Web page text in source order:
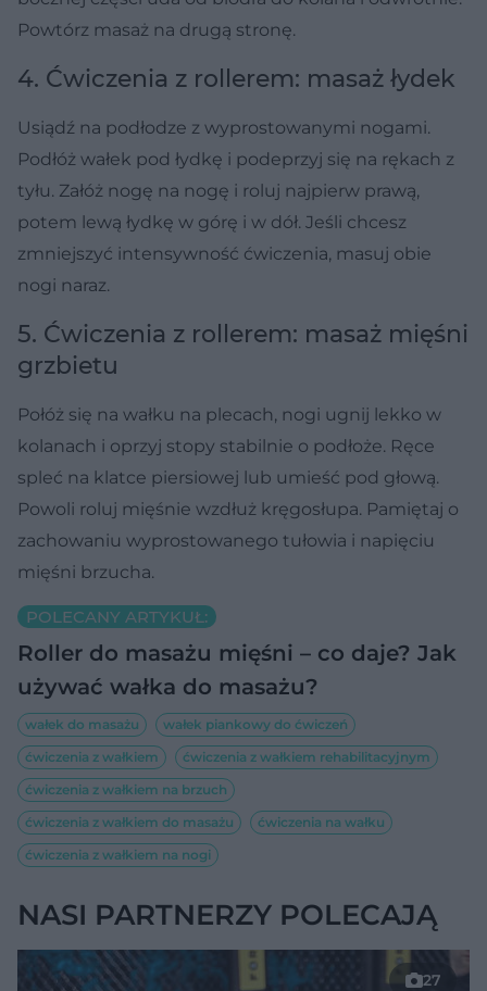
Powtórz masaż na drugą stronę.
4. Ćwiczenia z rollerem: masaż łydek
Usiądź na podłodze z wyprostowanymi nogami.
Podłóż wałek pod łydkę i podeprzyj się na rękach z
tyłu. Załóż nogę na nogę i roluj najpierw prawą,
potem lewą łydkę w górę i w dół. Jeśli chcesz
zmniejszyć intensywność ćwiczenia, masuj obie
nogi naraz.
5. Ćwiczenia z rollerem: masaż mięśni
grzbietu
Połóż się na wałku na plecach, nogi ugnij lekko w
kolanach i oprzyj stopy stabilnie o podłoże. Ręce
spleć na klatce piersiowej lub umieść pod głową.
Powoli roluj mięśnie wzdłuż kręgosłupa. Pamiętaj o
zachowaniu wyprostowanego tułowia i napięciu
mięśni brzucha.
POLECANY ARTYKUŁ:
Roller do masażu mięśni – co daje? Jak
używać wałka do masażu?
wałek do masażu
wałek piankowy do ćwiczeń
ćwiczenia z wałkiem
ćwiczenia z wałkiem rehabilitacyjnym
ćwiczenia z wałkiem na brzuch
ćwiczenia z wałkiem do masażu
ćwiczenia na wałku
ćwiczenia z wałkiem na nogi
NASI PARTNERZY POLECAJĄ
27